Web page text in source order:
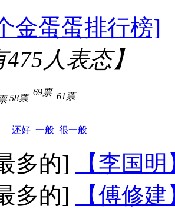
金蛋蛋排行榜]
475人表态】
58票
还好
69票
一般
61票
很一般
多的]
【李国
多的]
【傅修